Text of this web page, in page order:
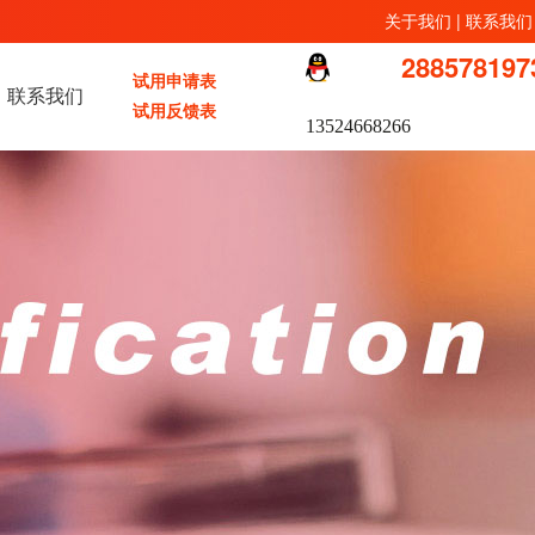
关于我们 | 联系我们
联系我们
试用申请表
试用反馈表
13524668266